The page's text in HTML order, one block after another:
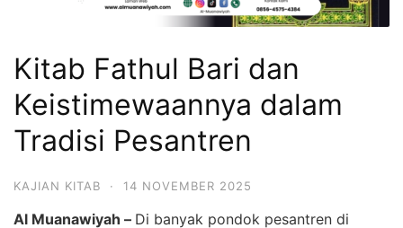
Kitab Fathul Bari dan
Keistimewaannya dalam
Tradisi Pesantren
KAJIAN KITAB · 14 NOVEMBER 2025
Al Muanawiyah – Di banyak pondok pesantren di